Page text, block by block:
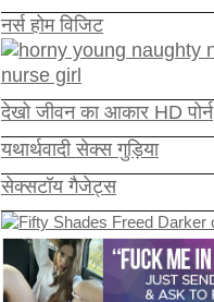
नर्स होम विजिट
देखो जीवन का आकार HD पोर्न
यथार्थवादी सेक्स गुड़िया
सेक्सटॉय गैजेट्स